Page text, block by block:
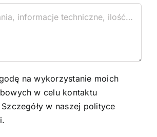
na wykorzystanie moich
w celu kontaktu
w naszej polityce
.